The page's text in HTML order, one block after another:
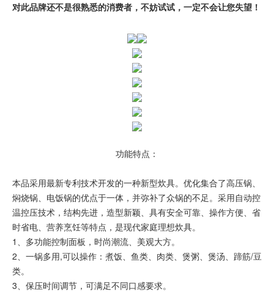
对此品牌还不是很熟悉的消费者，不妨试试，一定不会让您失望！
功能特点：
本品采用最新专利技术开发的一种新型炊具。优化集合了高压锅、
焖烧锅、电饭锅的优点于一体，并弥补了众锅的不足。采用自动控
温控压技术，结构先进，造型新颖、具有安全可靠、操作方便、省
时省电、营养烹饪等特点，是现代家庭理想炊具。
1、多功能控制面板，时尚潮流、美观大方。
2、一锅多用,可以操作：煮饭、鱼类、肉类、煲粥、煲汤、蹄筋/豆
类。
3、保压时间调节，可满足不同口感要求。